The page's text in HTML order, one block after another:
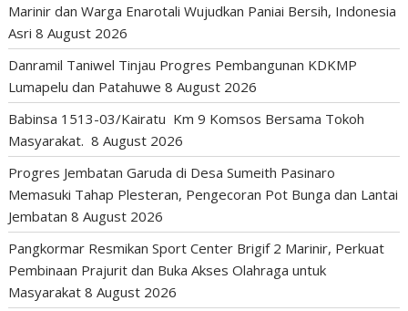
Marinir dan Warga Enarotali Wujudkan Paniai Bersih, Indonesia
Asri 8 August 2026
Danramil Taniwel Tinjau Progres Pembangunan KDKMP
Lumapelu dan Patahuwe 8 August 2026
Babinsa 1513-03/Kairatu Km 9 Komsos Bersama Tokoh
Masyarakat. 8 August 2026
Progres Jembatan Garuda di Desa Sumeith Pasinaro
Memasuki Tahap Plesteran, Pengecoran Pot Bunga dan Lantai
Jembatan 8 August 2026
Pangkormar Resmikan Sport Center Brigif 2 Marinir, Perkuat
Pembinaan Prajurit dan Buka Akses Olahraga untuk
Masyarakat 8 August 2026